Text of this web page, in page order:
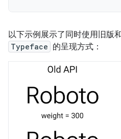
以下示例展示了同时使用旧版
Typeface 的呈现方式：